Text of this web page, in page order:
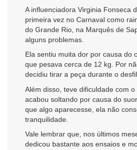
A influenciadora Virginia Fonseca
primeira vez no Carnaval como
do Grande Rio , na Marquês de
alguns problemas.
Ela sentiu muita dor por causa do
que pesava cerca de 12 kg. Por
decidiu tirar a peça durante o
Além disso, teve dificuldade com
acabou soltando por causa do
que algo aparecesse, ela não
tranquilidade.
Vale lembrar que, nos últimos
dedicou bastante aos ensaios e